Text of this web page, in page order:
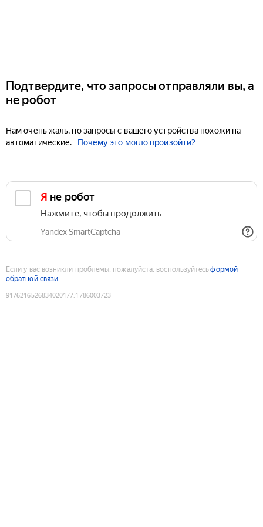
Подтвердите, что запросы отправляли вы, а
не робот
Нам очень жаль, но запросы с вашего устройства похожи на
автоматические.
Почему это могло произойти?
Я не робот
Нажмите, чтобы продолжить
Yandex SmartCaptcha
Если у вас возникли проблемы, пожалуйста, воспользуйтесьформой
обратной связи
9176216526834020177:1786003723